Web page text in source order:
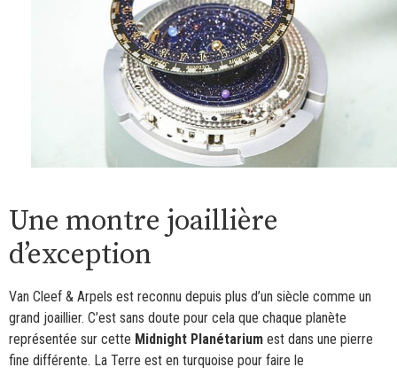
Une montre joaillière
d’exception
Van Cleef & Arpels est reconnu depuis plus d’un siècle comme un
grand joaillier. C’est sans doute pour cela que chaque planète
représentée sur cette Midnight Planétarium est dans une pierre
fine différente. La Terre est en turquoise pour faire le